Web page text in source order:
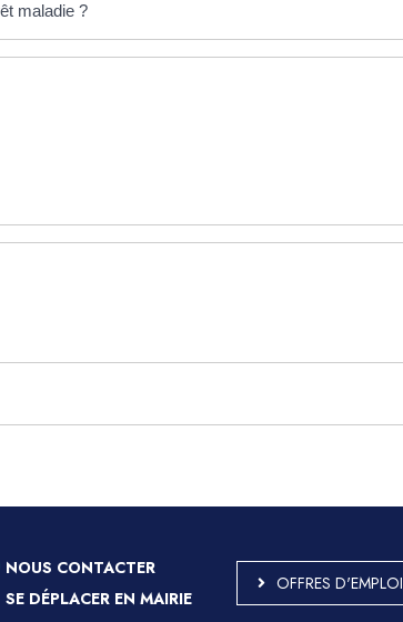
maladie ?
NOUS CONTACTER
SE DÉPLACER EN MAIRIE
OFFRES D'EMPLOI